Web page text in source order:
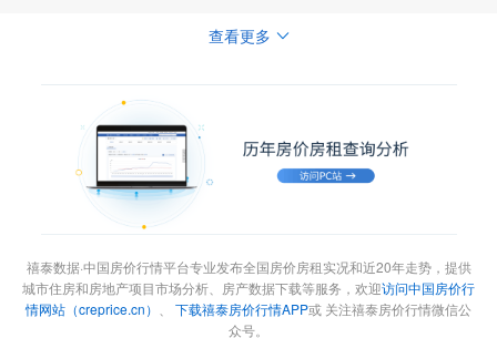
查看更多
禧泰数据·中国房价行情平台专业发布全国房价房租实况和近20年走势，提供
城市住房和房地产项目市场分析、房产数据下载等服务，欢迎访问中国房价行
情网站（creprice.cn）
下载禧泰房价行情APP或 关注禧泰房价行情微信公
众号。